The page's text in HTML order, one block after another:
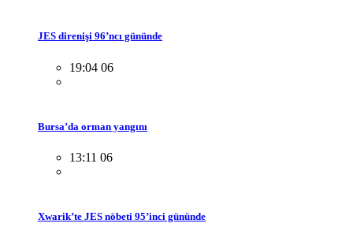
JES direnişi 96’ncı gününde
19:04 06
Bursa’da orman yangını
13:11 06
Xwarik’te JES nöbeti 95’inci gününde